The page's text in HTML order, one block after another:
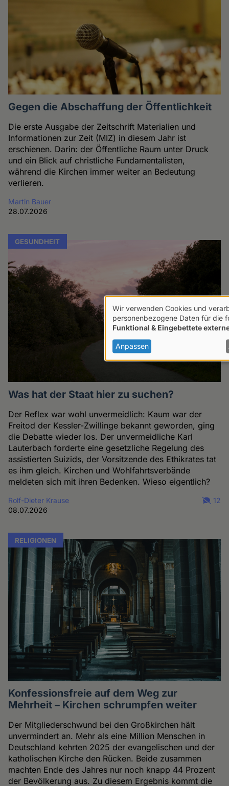
Gegen die Abschaffung der Öffentlichkeit
Die erste Ausgabe der Zeitschrift Materialien und
Informationen zur Zeit (MIZ) in diesem Jahr ist
erschienen. Darin: der Öffentliche Raum unter Druck
und ein Blick auf christliche Fundamentalisten,
während die Kirchen immer weiter an Bedeutung
verlieren.
Martin Bauer
28.07.2026
GESUNDHEIT
Was hat der Staat hier zu suchen?
Der Reflex war wohl unvermeidlich: Kaum war der
Freitod der Kessler-Zwillinge bekannt geworden, ging
die Debatte wieder los. Der unvermeidliche Karl
Lauterbach forderte eine gesetzliche Regelung des
assistierten Suizids, der Vorsitzende des Ethikrates tat
es ihm gleich. Kirchen und Wohlfahrtsverbände
meldeten sich mit ihren Bedenken. Wieso eigentlich?
Rolf-Dieter Krause
08.07.2026
12
RELIGIONEN
Konfessionsfreie auf dem Weg zur
Mehrheit – Kirchen schrumpfen weiter
Der Mitgliederschwund bei den Großkirchen hält
unvermindert an. Mehr als eine Million Menschen in
Deutschland kehrten 2025 der evangelischen und der
katholischen Kirche den Rücken. Beide zusammen
machten Ende des Jahres nur noch knapp 44 Prozent
der Bevölkerung aus. Zu diesem Ergebnis kommt die
Verwendung
von
personenbezogenen
Daten
Cookies
Wir verwenden Cookies und
personenbezogene Daten für die
Funktional & Eingebettete
Anpassen